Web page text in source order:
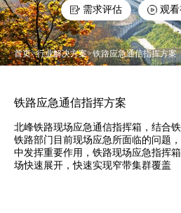
需求评估 观
首页 行业解决方案 铁路应急通信指挥方案
铁路应急通信指挥方案
北峰铁路现场应急通信指挥箱，结合
铁路部门目前现场应急所面临的问题
中发挥重要作用，铁路现场应急指挥
场快速展开，快速实现窄带集群覆盖